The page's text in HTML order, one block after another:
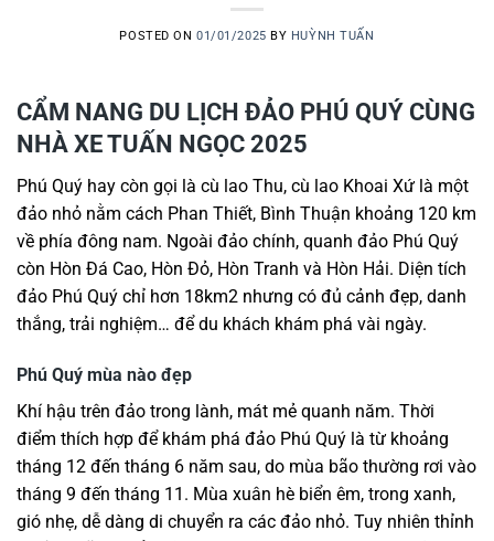
POSTED ON01/01/2025 BY HUỲNH TUẤN
CẨM NANG DU LỊCH ĐẢO PHÚ QUÝ CÙNG
NHÀ XE TUẤN NGỌC 2025
Phú Quý hay còn gọi là cù lao Thu, cù lao Khoai Xứ là một
đảo nhỏ nằm cách Phan Thiết, Bình Thuận khoảng 120 km
về phía đông nam. Ngoài đảo chính, quanh đảo Phú Quý
còn Hòn Đá Cao, Hòn Đỏ, Hòn Tranh và Hòn Hải. Diện tích
đảo Phú Quý chỉ hơn 18km2 nhưng có đủ cảnh đẹp, danh
thắng, trải nghiệm… để du khách khám phá vài ngày.
Phú Quý mùa nào đẹp
Khí hậu trên đảo trong lành, mát mẻ quanh năm. Thời
điểm thích hợp để khám phá đảo Phú Quý là từ khoảng
tháng 12 đến tháng 6 năm sau, do mùa bão thường rơi vào
tháng 9 đến tháng 11. Mùa xuân hè biển êm, trong xanh,
gió nhẹ, dễ dàng di chuyển ra các đảo nhỏ. Tuy nhiên thỉnh